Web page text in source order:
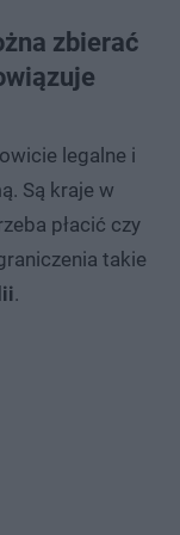
zbierać
legalne i
Są kraje w
płacić czy
takie
.